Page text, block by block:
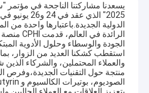
يسعدنا مشاركتنا الناجحة في
2025" الذي
الدولية الجديدة.باعتبارها واحدة من
الجودة والوسطاء وحلول الأدوية
استقطب كشكنا العديد من الزوار،
والعملاء المحتملين، والشركاء
منتجة حول التقنيات الجديدة،وفرص